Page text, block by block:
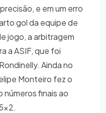
e em um erro
gol da equipe de
jogo, a arbitragem
a ASIF, que foi
Ainda no
Monteiro fez o
números finais ao